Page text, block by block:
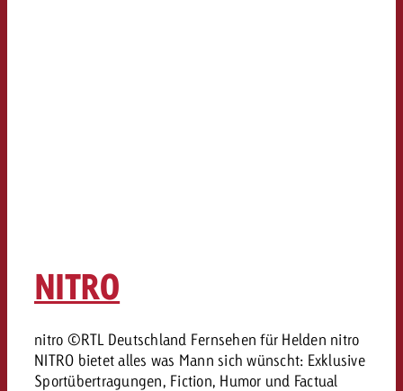
NITRO
nitro ©RTL Deutschland Fernsehen für Helden nitro
NITRO bietet alles was Mann sich wünscht: Exklusive
Sportübertragungen, Fiction, Humor und Factual